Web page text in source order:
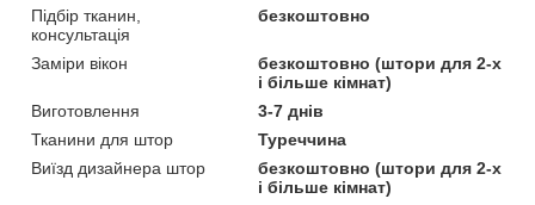
Підбір тканин,
консультація
безкоштовно
Заміри вікон
безкоштовно (штори для 2-х
і більше кімнат)
Виготовлення
3-7 днів
Тканини для штор
Туреччина
Виїзд дизайнера штор
безкоштовно (штори для 2-х
і більше кімнат)